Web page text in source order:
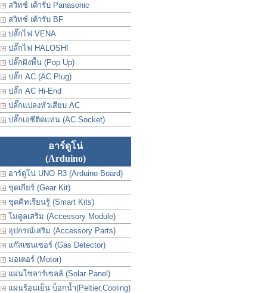
สวิทช์ เต้ารับ Panasonic
สวิทช์ เต้ารับ BF
ปลั๊กไฟ VENA
ปลั๊กไฟ HALOSHI
ปลั๊กฝังพื้น (Pop Up)
ปลั๊ก AC (AC Plug)
ปลั๊ก AC Hi-End
ปลั๊กแปลงหัวเสียบ AC
ปลั๊กเอซีติดแท่น (AC Socket)
อาร์ดูโน่
(Arduino)
อาร์ดูโน่ UNO R3 (Arduino Board)
ชุดเกียร์ (Gear Kit)
ชุดคิทเรียนรู้ (Smart Kits)
โมดูลเสริม (Accessory Module)
อุปกรณ์เสริม (Accessory Parts)
แก๊สเซนเซอร์ (Gas Detector)
มอเตอร์ (Motor)
แผ่นโซลาร์เซลล์ (Solar Panel)
แผ่นร้อนเย็น บ็อกน้ำ(Peltier,Cooling)